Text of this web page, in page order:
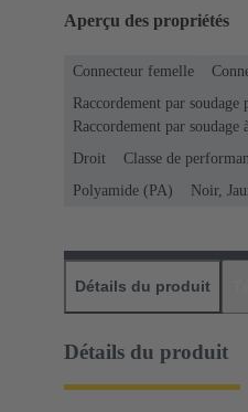
Aperçu des propriétés
Connecteur femelle
Raccordement par
Raccordement par soudage
Droit
Classe de
Polyamide (PA)
Noir,
Détails du produit
Détails du produit